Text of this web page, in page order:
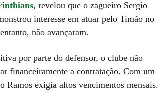
, revelou que o zagueiro Sergio
interesse em atuar pelo Timão no
não avançaram.
por parte do defensor, o clube não
financeiramente a contratação. Com um
exigia altos vencimentos mensais.